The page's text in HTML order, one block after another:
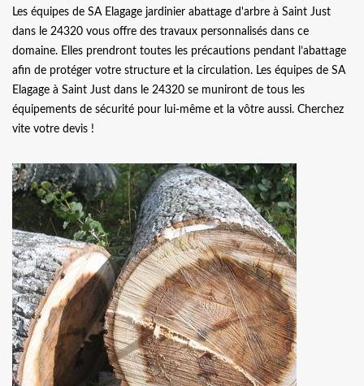
Les équipes de SA Elagage jardinier abattage d'arbre à Saint Just
dans le 24320 vous offre des travaux personnalisés dans ce
domaine. Elles prendront toutes les précautions pendant l’abattage
afin de protéger votre structure et la circulation. Les équipes de SA
Elagage à Saint Just dans le 24320 se muniront de tous les
équipements de sécurité pour lui-même et la vôtre aussi. Cherchez
vite votre devis !